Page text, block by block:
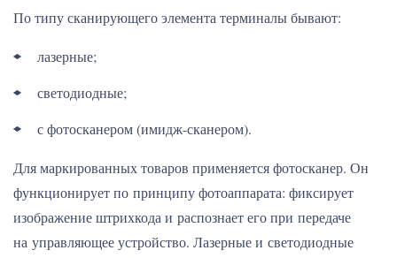
По типу сканирующего элемента терминалы бывают:
лазерные;
светодиодные;
с фотосканером (имидж-сканером).
Для маркированных товаров применяется фотосканер. Он
функционирует по принципу фотоаппарата: фиксирует
изображение штрихкода и распознает его при передаче
на управляющее устройство. Лазерные и светодиодные